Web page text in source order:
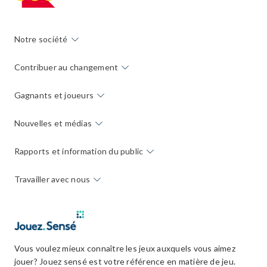
Notre société
Contribuer au changement
Gagnants et joueurs
Nouvelles et médias
Rapports et information du public
Travailler avec nous
Vous voulez mieux connaître les jeux auxquels vous aimez
jouer? Jouez sensé est votre référence en matière de jeu.